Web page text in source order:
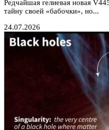
Редчайшая гелиевая новая
тайну своей «бабочки», но...
24.07.2026